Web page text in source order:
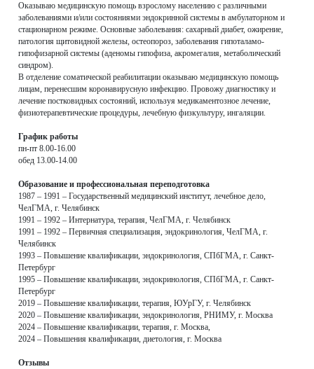
Оказываю медицинскую помощь взрослому населению с различными
заболеваниями и/или состояниями эндокринной системы в амбулаторном и
стационарном режиме. Основные заболевания: сахарный диабет, ожирение,
патология щитовидной железы, остеопороз, заболевания гипоталамо-
гипофизарной системы (аденомы гипофиза, акромегалия, метаболический
синдром).
В отделение соматической реабилитации оказываю медицинскую помощь
лицам, перенесшим коронавирусную инфекцию. Провожу диагностику и
лечение постковидных состояний, используя медикаментозное лечение,
физиотерапевтические процедуры, лечебную физкультуру, ингаляции.
График работы
пн-пт 8.00-16.00
обед 13.00-14.00
Образование и профессиональная переподготовка
1987 – 1991 – Государственный медицинский институт, лечебное дело,
ЧелГМА, г. Челябинск
1991 – 1992 – Интернатура, терапия, ЧелГМА, г. Челябинск
1991 – 1992 – Первичная специализация, эндокринология, ЧелГМА, г.
Челябинск
1993 – Повышение квалификации, эндокринология, СПбГМА, г. Санкт-
Петербург
1995 – Повышение квалификации, эндокринология, СПбГМА, г. Санкт-
Петербург
2019 – Повышение квалификации, терапия, ЮУрГУ, г. Челябинск
2020 – Повышение квалификации, эндокринология, РНИМУ, г. Москва
2024 – Повышение квалификации, терапия, г. Москва,
2024 – Повышения квалификации, диетология, г. Москва
Отзывы